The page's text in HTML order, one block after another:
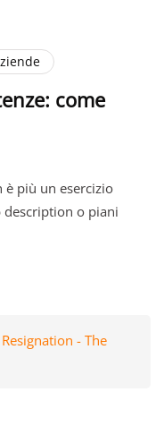
come
è più un esercizio
o piani
- The